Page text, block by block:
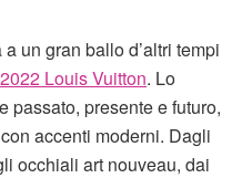
un gran ballo d’altri tempi
Louis Vuitton. Lo
passato, presente e futuro,
accenti moderni. Dagli
occhiali art nouveau, dai